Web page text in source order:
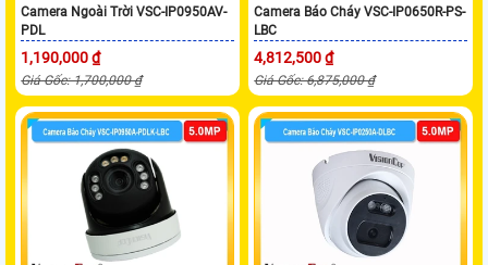
Camera Ngoài Trời VSC-IP0950AV-
PDL
1,190,000 ₫
Giá Gốc: 1,700,000 ₫
Camera Báo Cháy VSC-IP0650R-PS-
LBC
4,812,500 ₫
Giá Gốc: 6,875,000 ₫